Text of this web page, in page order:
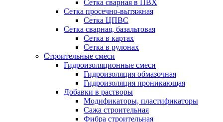
Сетка сварная в ПВХ
Сетка просечно-вытяжная
Сетка ЦПВС
Сетка сварная, базальтовая
Сетка в картах
Сетка в рулонах
Строительные смеси
Гидроизоляционные смеси
Гидроизоляция обмазочная
Гидроизоляция проникающая
Добавки в растворы
Модификаторы, пластификаторы
Сажа строительная
Фибра строительная